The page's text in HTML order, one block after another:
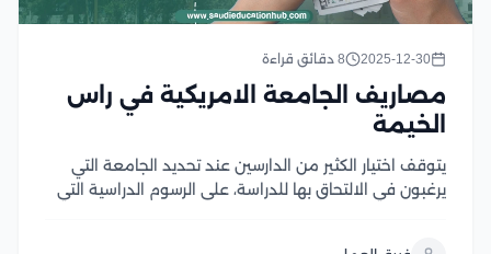
2025-12-30 8 دقائق قراءة
مصاريف الجامعة الامريكية في راس
الخيمة
يتوقف اختيار الكثير من الدارسين عند تحديد الجامعة التي
يرغبون في الالتحاق بها للدراسة، على الرسوم الدراسية التي